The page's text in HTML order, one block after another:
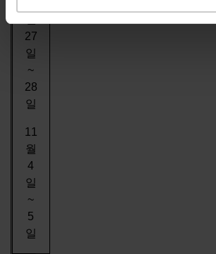
27
일
~
28
일
11
월
4
일
~
5
일